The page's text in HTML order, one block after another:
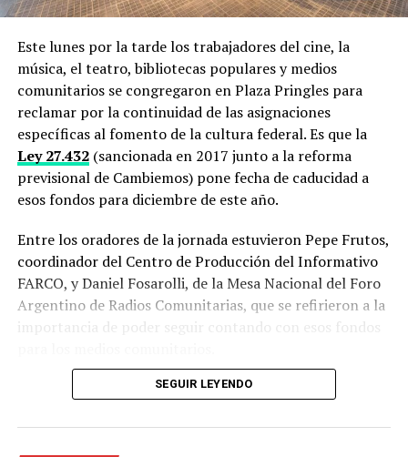
Este lunes por la tarde los trabajadores del cine, la
música, el teatro, bibliotecas populares y medios
comunitarios se congregaron en Plaza Pringles para
reclamar por la continuidad de las asignaciones
específicas al fomento de la cultura federal. Es que la
Ley 27.432(sancionada en 2017 junto a la reforma
previsional de Cambiemos) pone fecha de caducidad a
esos fondos para diciembre de este año.
Entre los oradores de la jornada estuvieron Pepe Frutos,
coordinador del Centro de Producción del Informativo
FARCO, y Daniel Fosarolli, de la Mesa Nacional del Foro
Argentino de Radios Comunitarias, que se refirieron a la
importancia de poder seguir contando con esos fondos
SEGUIR LEYENDO